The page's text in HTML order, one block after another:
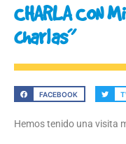
CHARLA CON
charlas”
FACEBOOK
Hemos tenido una visita